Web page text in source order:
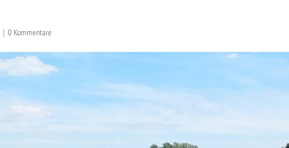
|0 Kommentare